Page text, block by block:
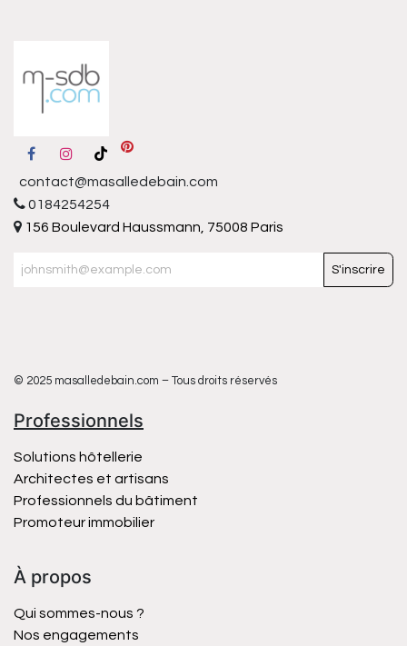
contact@masalledebain.com
0184254254
156 Boulevard Haussmann, 75008 Paris
S'inscrire
© 2025 masalledebain.com – Tous droits réservés
Professionnels
Solutions hôtellerie
Architectes et artisans
Professionnels du bâtiment
Promoteur immobilier
À propos
Qui sommes-nous ?
Nos engagements